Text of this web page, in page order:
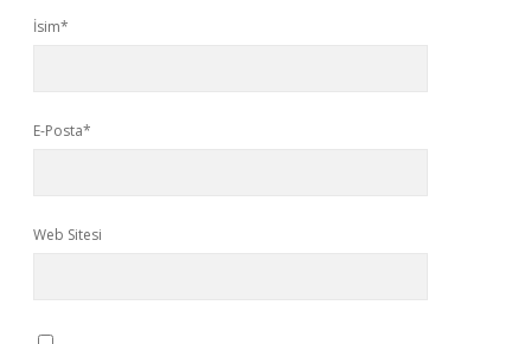
İsim*
E-Posta*
Web Sitesi